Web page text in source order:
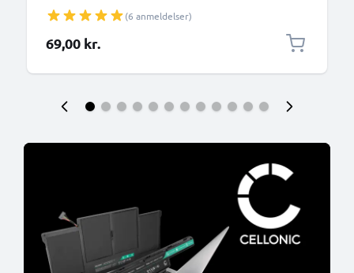
Sony, GoPro) og mange flere - 1,0m 3A-
opladerkabel med USB Type C-stik
(6 anmeldelser)
69,00 kr.